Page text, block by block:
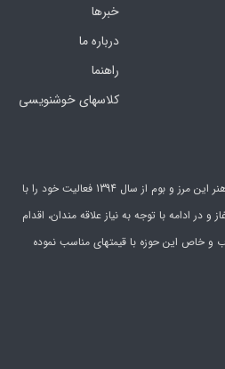
خبرها
درباره ما
راهنما
کلاسهای خوشنویسی
تیم هنری کلک عشق با هدف اعتلای هنر این مرز و بوم از سال 1394 فعالیت خود را با
در ادامه با توجه به نیاز علاقه مندان، اقدام
و خاص این حوزه با قیمتهای مناسب نموده